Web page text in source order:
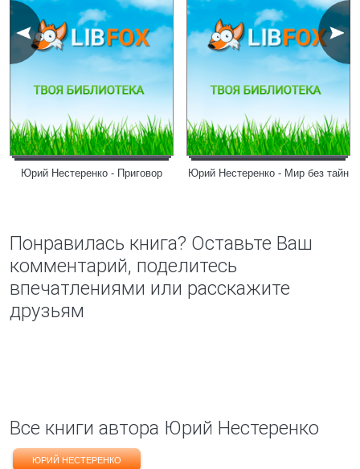
Юрий Нестеренко - Приговор Юрий Нестеренко - Мир без тайн
Понравилась книга? Оставьте Ваш
комментарий, поделитесь
впечатлениями или расскажите
друзьям
Все книги автора Юрий Нестеренко
ЮРИЙ НЕСТЕРЕНКО